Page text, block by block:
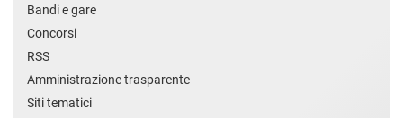
Bandi e gare
Concorsi
RSS
Amministrazione trasparente
Siti tematici